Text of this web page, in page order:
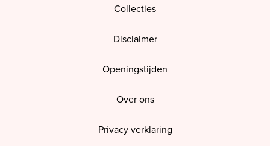
Collecties
Disclaimer
Openingstijden
Over ons
Privacy verklaring